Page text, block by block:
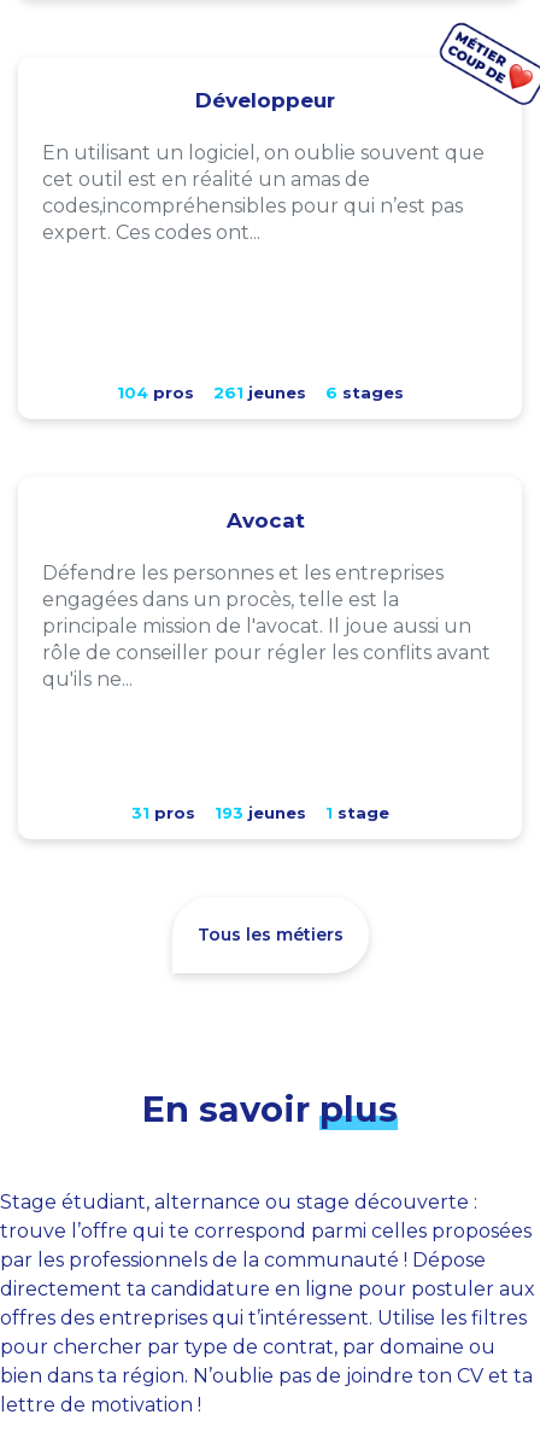
Développeur
En utilisant un logiciel, on oublie souvent que
cet outil est en réalité un amas de
codes,incompréhensibles pour qui n’est pas
expert. Ces codes ont...
104 pros 261 jeunes 6 stages
Avocat
Défendre les personnes et les entreprises
engagées dans un procès, telle est la
principale mission de l'avocat. Il joue aussi un
rôle de conseiller pour régler les conflits avant
qu'ils ne...
31 pros 193 jeunes 1 stage
Tous les métiers
En savoir plus
Stage étudiant, alternance ou stage découverte :
trouve l’offre qui te correspond parmi celles proposées
par les professionnels de la communauté ! Dépose
directement ta candidature en ligne pour postuler aux
offres des entreprises qui t’intéressent. Utilise les filtres
pour chercher par type de contrat, par domaine ou
bien dans ta région. N’oublie pas de joindre ton CV et ta
lettre de motivation !